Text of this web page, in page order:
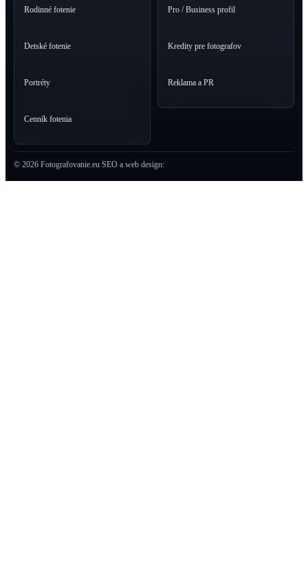
Rodinné fotenie
Detské fotenie
Portréty
Cenník fotenia
Pro / Business profil
Kredity pre fotografov
Reklama a PR
© 2026 Fotografovanie.eu SEO a web design: